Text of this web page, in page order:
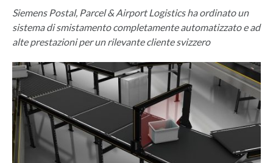
Siemens Postal, Parcel & Airport Logistics ha ordinato un
sistema di smistamento completamente automatizzato e ad
alte prestazioni per un rilevante cliente svizzero